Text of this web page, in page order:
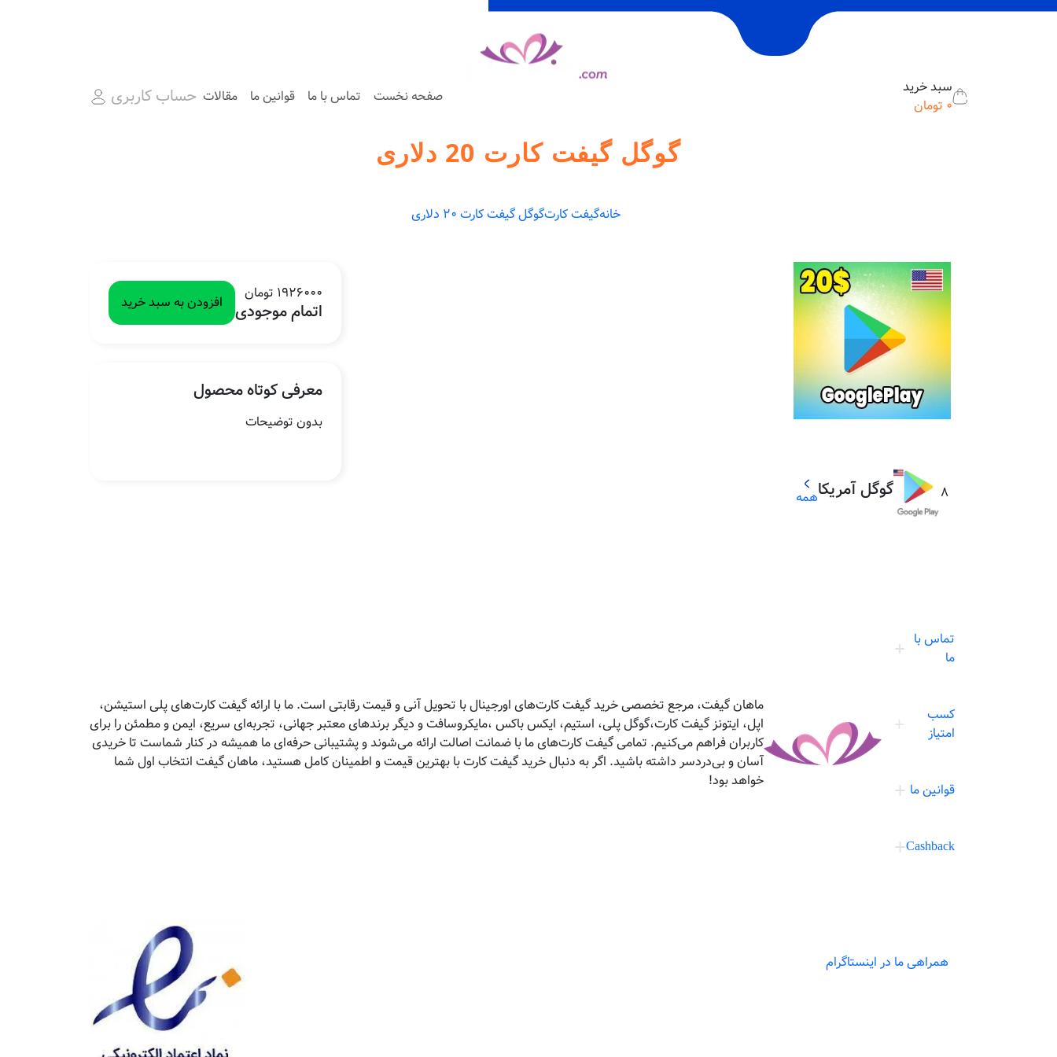
سبد خرید
0 تومان صفحه نخست تماس با ما قوانین ما مقالات حساب کاربری
گوگل گیفت کارت 20 دلاری
خانهگیفت کارتگوگل گیفت کارت 20 دلاری
8 گوگل آمریکاهمه
1926000 تومان
اتمام موجودی افزودن به سبد خرید
معرفی کوتاه محصول
بدون توضیحات
تماس با
ما
کسب
امتیاز
قوانین ما
Cashback
ماهان گیفت، مرجع تخصصی خرید گیفت کارت‌های اورجینال با تحویل آنی و قیمت رقابتی است. ما با ارائه گیفت کارت‌های پلی استیشن،
اپل، ایتونز گیفت کارت،گوگل پلی، استیم، ایکس باکس ،مایکروسافت و دیگر برندهای معتبر جهانی، تجربه‌ای سریع، ایمن و مطمئن را برای
کاربران فراهم می‌کنیم. تمامی گیفت کارت‌های ما با ضمانت اصالت ارائه می‌شوند و پشتیبانی حرفه‌ای ما همیشه در کنار شماست تا خریدی
آسان و بی‌دردسر داشته باشید. اگر به دنبال خرید گیفت کارت با بهترین قیمت و اطمینان کامل هستید، ماهان گیفت انتخاب اول شما
خواهد بود!
همراهی ما در اینستاگرام